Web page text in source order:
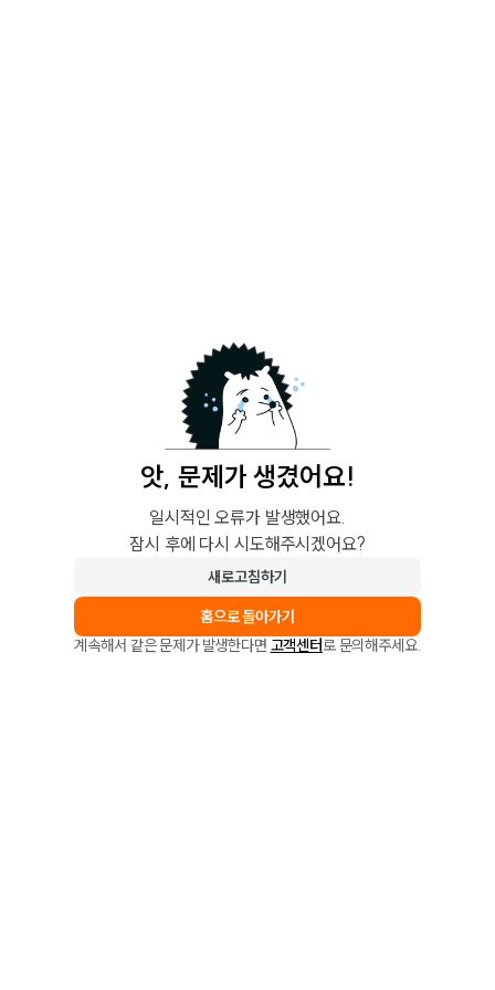
앗, 문제가 생겼어요!
일시적인 오류가 발생했어요.
잠시 후에 다시 시도해주시겠어요?
새로고침하기
홈으로 돌아가기
계속해서 같은 문제가 발생한다면 고객센터로 문의해주세요.